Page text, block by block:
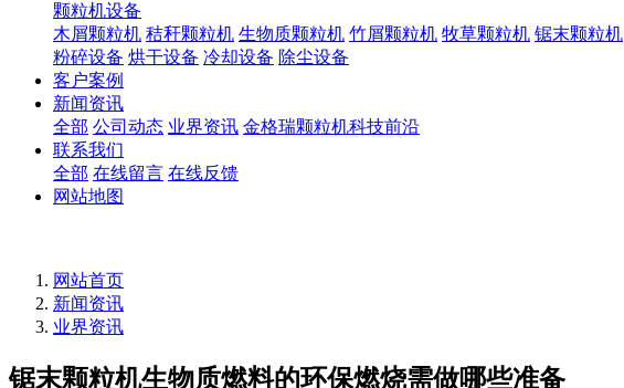
颗粒机设备
木屑颗粒机 秸秆颗粒机 生物质颗粒机 竹屑颗粒机 牧草颗粒机 锯末颗粒机
粉碎设备 烘干设备 冷却设备 除尘设备
客户案例
新闻资讯
全部 公司动态 业界资讯 金格瑞颗粒机科技前沿
联系我们
全部 在线留言 在线反馈
网站地图
网站首页
新闻资讯
业界资讯
锯末颗粒机生物质燃料的环保燃烧需做哪些准备